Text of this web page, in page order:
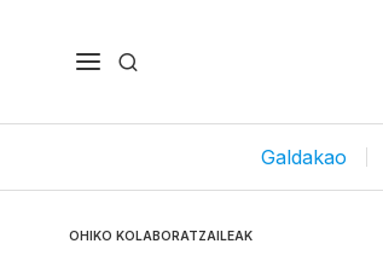
Galdakao
OHIKO KOLABORATZAILEAK